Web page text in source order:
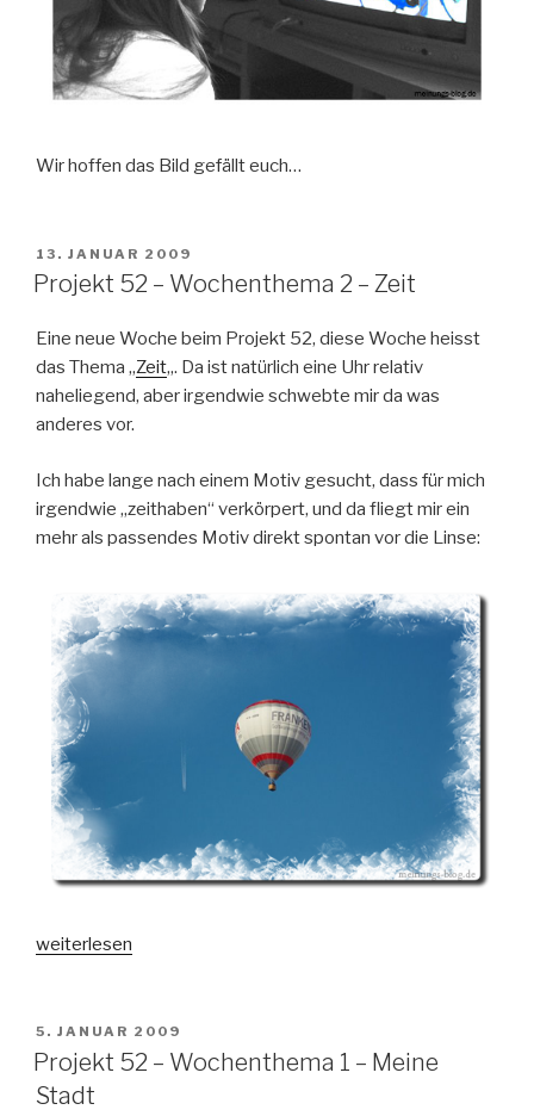
Wir hoffen das Bild gefällt euch…
VERÖFFENTLICHT
AM
13. JANUAR 2009
Projekt 52 – Wochenthema 2 – Zeit
Eine neue Woche beim Projekt 52, diese Woche heisst
das Thema „Zeit„. Da ist natürlich eine Uhr relativ
naheliegend, aber irgendwie schwebte mir da was
anderes vor.
Ich habe lange nach einem Motiv gesucht, dass für mich
irgendwie „zeithaben“ verkörpert, und da fliegt mir ein
mehr als passendes Motiv direkt spontan vor die Linse:
„Projekt
Wochenthema
2
–
weiterlesen
VERÖFFENTLICHT
AM
5. JANUAR 2009
Projekt 52 – Wochenthema 1 – Meine
Stadt